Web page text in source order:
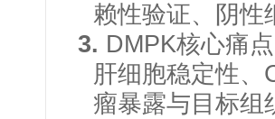
赖性验证、阴性
3. DMPK核心痛
肝细胞稳定性、
瘤暴露与目标组